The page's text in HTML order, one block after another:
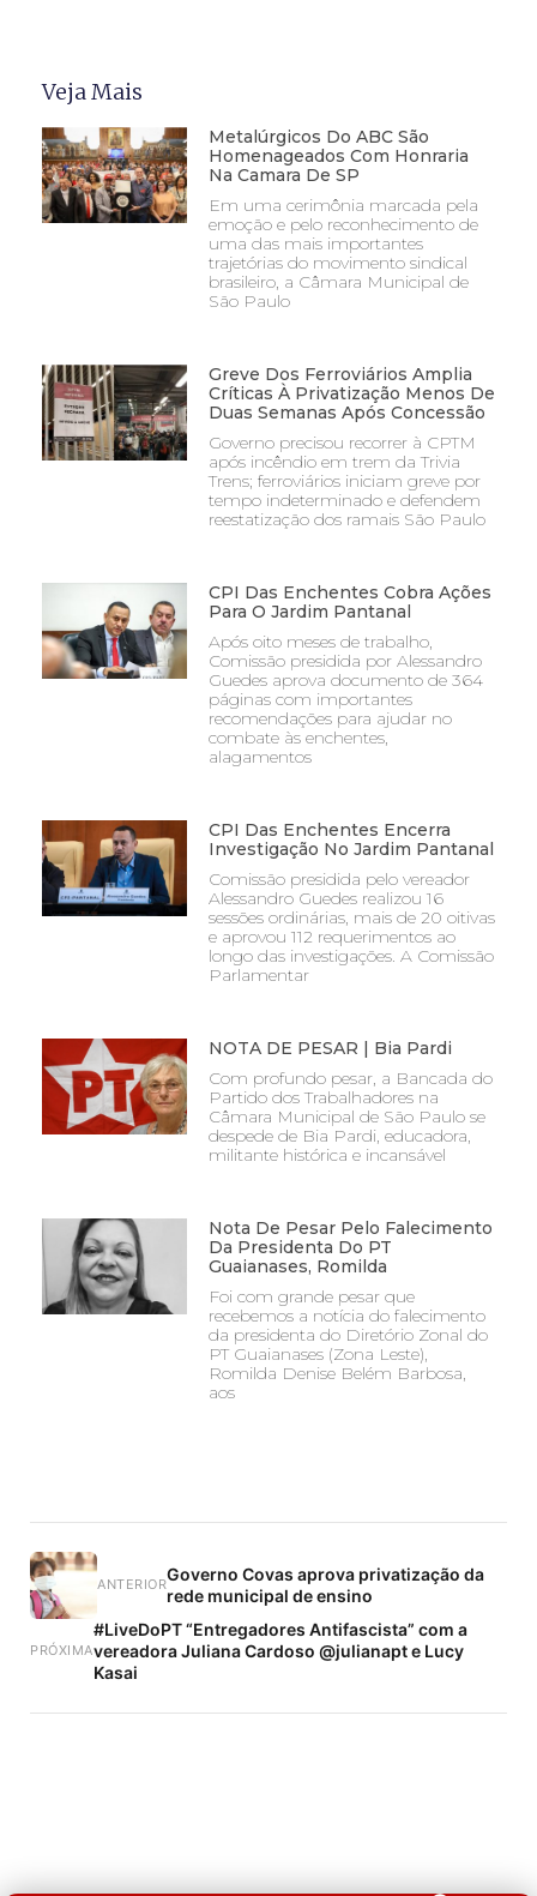
Veja Mais
Metalúrgicos Do ABC São
Homenageados Com Honraria
Na Camara De SP
Em uma cerimônia marcada pela
emoção e pelo reconhecimento de
uma das mais importantes
trajetórias do movimento sindical
brasileiro, a Câmara Municipal de
São Paulo
Greve Dos Ferroviários Amplia
Críticas À Privatização Menos De
Duas Semanas Após Concessão
Governo precisou recorrer à CPTM
após incêndio em trem da Trivia
Trens; ferroviários iniciam greve por
tempo indeterminado e defendem
reestatização dos ramais São Paulo
CPI Das Enchentes Cobra Ações
Para O Jardim Pantanal
Após oito meses de trabalho,
Comissão presidida por Alessandro
Guedes aprova documento de 364
páginas com importantes
recomendações para ajudar no
combate às enchentes,
alagamentos
CPI Das Enchentes Encerra
Investigação No Jardim Pantanal
Comissão presidida pelo vereador
Alessandro Guedes realizou 16
sessões ordinárias, mais de 20 oitivas
e aprovou 112 requerimentos ao
longo das investigações. A Comissão
Parlamentar
NOTA DE PESAR | Bia Pardi
Com profundo pesar, a Bancada do
Partido dos Trabalhadores na
Câmara Municipal de São Paulo se
despede de Bia Pardi, educadora,
militante histórica e incansável
Nota De Pesar Pelo Falecimento
Da Presidenta Do PT
Guaianases, Romilda
Foi com grande pesar que
recebemos a notícia do falecimento
da presidenta do Diretório Zonal do
PT Guaianases (Zona Leste),
Romilda Denise Belém Barbosa,
aos
ANTERIORGoverno Covas aprova privatização da
rede municipal de ensino
PRÓXIMA
#LiveDoPT “Entregadores Antifascista” com a
vereadora Juliana Cardoso @julianapt e Lucy
Kasai